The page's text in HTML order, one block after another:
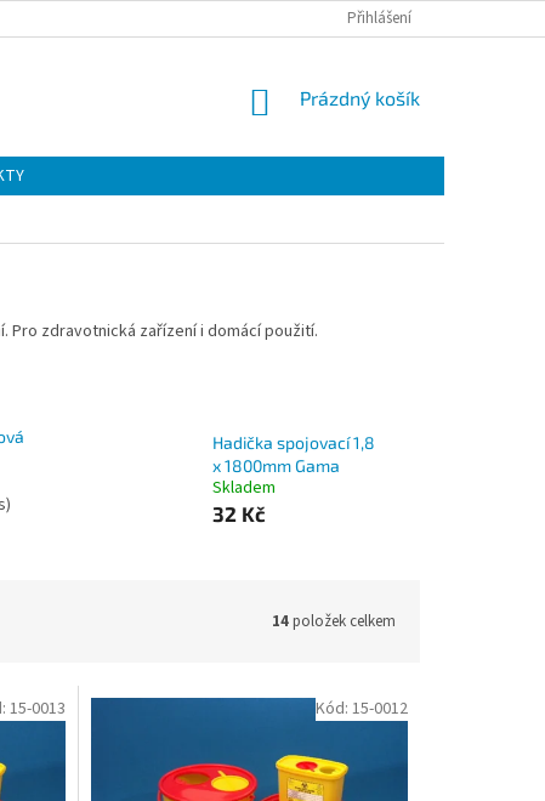
Přihlášení
NÁKUPNÍ
Prázdný košík
Pro zdravotnická zařízení i domácí použití.
Hadička spojovací 1,8
x 1800mm Gama
Skladem
32 Kč
14položek celkem
15-0013 Kód: 15-0012